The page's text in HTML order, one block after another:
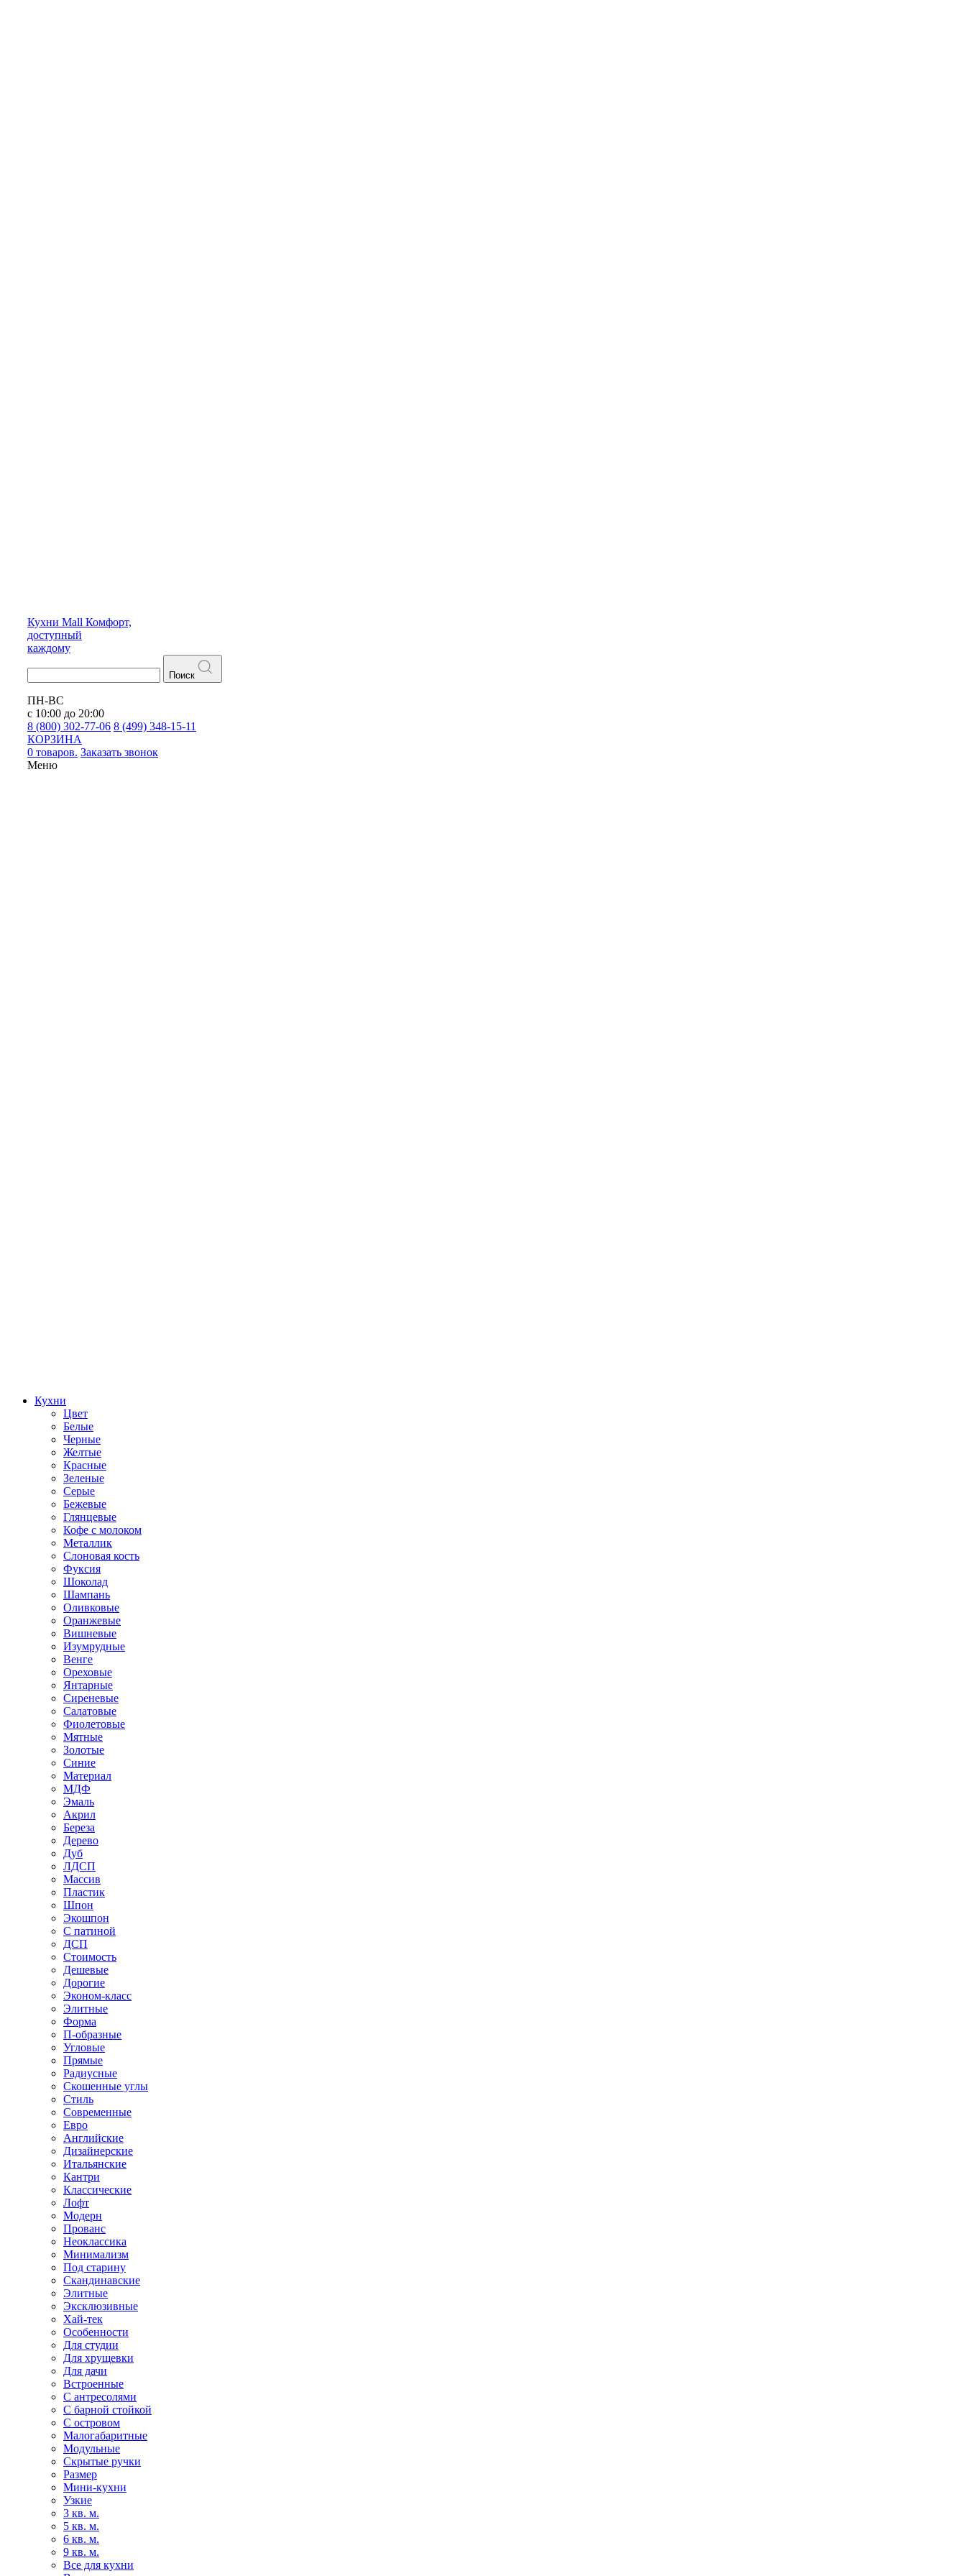
Кухни Mall Комфорт,
доступный
каждому
Поиск
ПН-ВС
с 10:00 до 20:00
8 (800) 302-77-06 8 (499) 348-15-11
КОРЗИНА
0 товаров. Заказать звонок
Меню
Кухни
Цвет
Белые
Черные
Желтые
Красные
Зеленые
Серые
Бежевые
Глянцевые
Кофе с молоком
Металлик
Слоновая кость
Фуксия
Шоколад
Шампань
Оливковые
Оранжевые
Вишневые
Изумрудные
Венге
Ореховые
Янтарные
Сиреневые
Салатовые
Фиолетовые
Мятные
Золотые
Синие
Материал
МДФ
Эмаль
Акрил
Береза
Дерево
Дуб
ЛДСП
Массив
Пластик
Шпон
Экошпон
С патиной
ДСП
Стоимость
Дешевые
Дорогие
Эконом-класс
Элитные
Форма
П-образные
Угловые
Прямые
Радиусные
Скошенные углы
Стиль
Современные
Евро
Английские
Дизайнерские
Итальянские
Кантри
Классические
Лофт
Модерн
Прованс
Неоклассика
Минимализм
Под старину
Скандинавские
Элитные
Эксклюзивные
Хай-тек
Особенности
Для студии
Для хрущевки
Для дачи
Встроенные
С антресолями
С барной стойкой
С островом
Малогабаритные
Модульные
Скрытые ручки
Размер
Мини-кухни
Узкие
3 кв. м.
5 кв. м.
6 кв. м.
9 кв. м.
Все для кухни